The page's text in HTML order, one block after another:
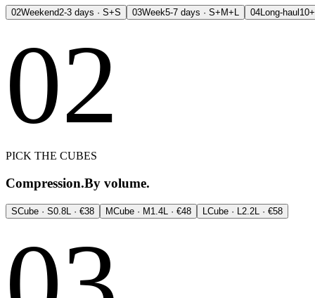
02Weekend2-3 days · S+S 03Week5-7 days · S+M+L 04 Long-haul
02
PICK THE CUBES
Compression.By volume.
SCube · S0.8L · €38 MCube · M 1.4L · €48 LCube · L2.2L · €58